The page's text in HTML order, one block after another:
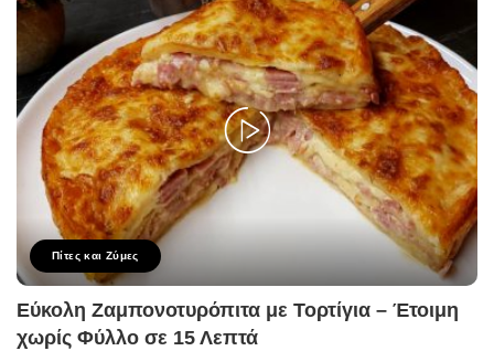
Πίτες και Ζύμες
Εύκολη Ζαμπονοτυρόπιτα με Τορτίγια – Έτοιμη
χωρίς Φύλλο σε 15 Λεπτά